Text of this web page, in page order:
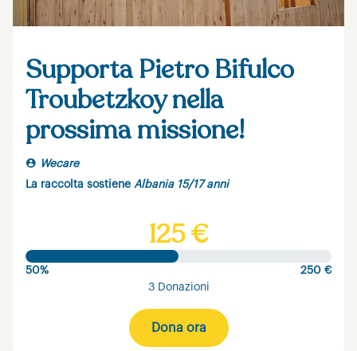
Supporta Pietro Bifulco
Troubetzkoy nella
prossima missione!
Wecare
La raccolta sostiene Albania 15/17 anni
125 €
50%
250 €
3 Donazioni
Dona ora